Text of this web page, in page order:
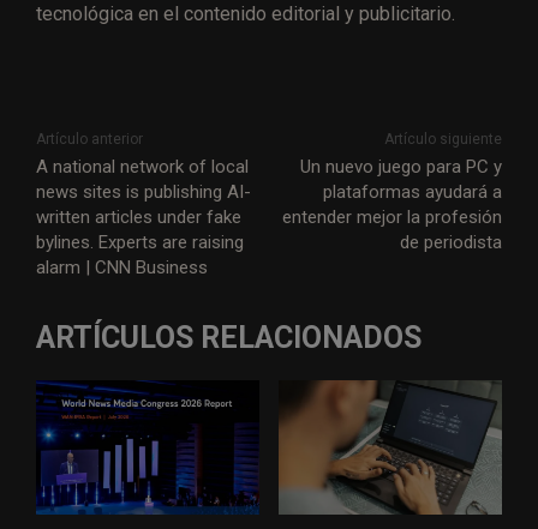
tecnológica en el contenido editorial y publicitario.
Artículo anterior
A national network of local
news sites is publishing AI-
written articles under fake
bylines. Experts are raising
alarm | CNN Business
Artículo siguiente
Un nuevo juego para PC y
plataformas ayudará a
entender mejor la profesión
de periodista
ARTÍCULOS RELACIONADOS